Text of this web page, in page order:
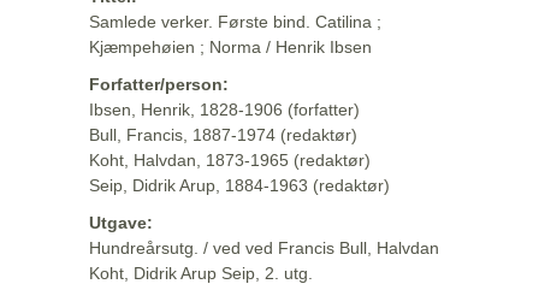
Samlede verker. Første bind. Catilina ;
Kjæmpehøien ; Norma / Henrik Ibsen
Forfatter/person:
Ibsen, Henrik, 1828-1906 (forfatter)
Bull, Francis, 1887-1974 (redaktør)
Koht, Halvdan, 1873-1965 (redaktør)
Seip, Didrik Arup, 1884-1963 (redaktør)
Utgave:
Hundreårsutg. / ved ved Francis Bull, Halvdan
Koht, Didrik Arup Seip, 2. utg.